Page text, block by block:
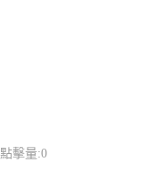
點擊量:0